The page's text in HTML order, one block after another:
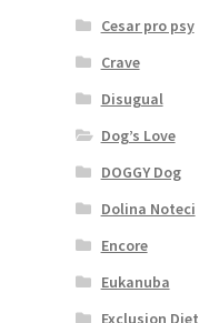
Cesar pro psy
Crave
Disugual
Dog’s Love
DOGGY Dog
Dolina Noteci
Encore
Eukanuba
Exclusion Diet